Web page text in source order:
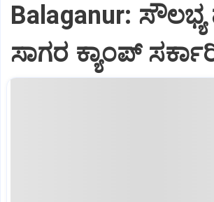
Balaganur:
ಸಾಗರ ಕ್ಯಾಂಪ್